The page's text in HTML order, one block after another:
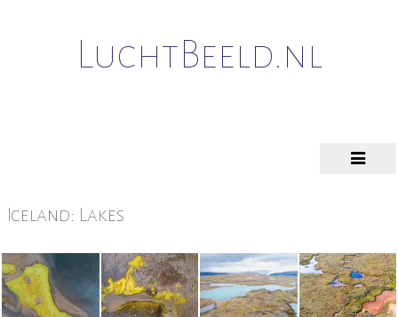
LuchtBeeld.nl
Iceland: Lakes